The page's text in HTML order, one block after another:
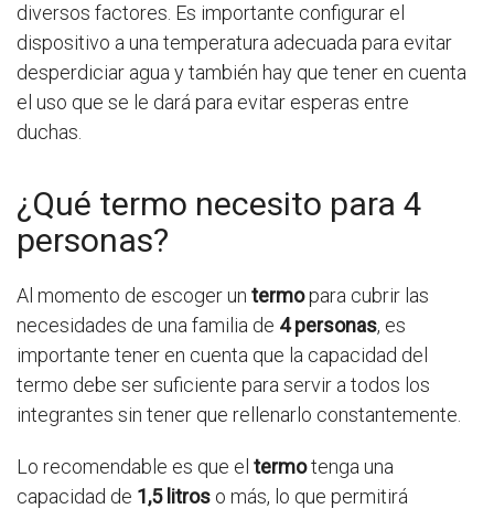
diversos factores. Es importante configurar el
dispositivo a una temperatura adecuada para evitar
desperdiciar agua y también hay que tener en cuenta
el uso que se le dará para evitar esperas entre
duchas.
¿Qué termo necesito para 4
personas?
Al momento de escoger un termopara cubrir las
necesidades de una familia de 4 personas, es
importante tener en cuenta que la capacidad del
termo debe ser suficiente para servir a todos los
integrantes sin tener que rellenarlo constantemente.
Lo recomendable es que el termotenga una
capacidad de 1,5 litros o más, lo que permitirá